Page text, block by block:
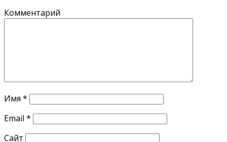
Комментарий
Имя *
Email *
Сайт